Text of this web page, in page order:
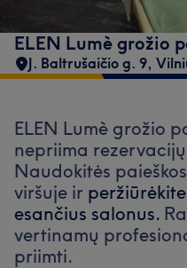
ELEN Lumè grožio
J. Baltrušaičio g. 9,
ELEN Lumè grožio
nepriima rezervacijų
Naudokitės
viršuje ir
esančius salonus.
vertinamų
priimti.